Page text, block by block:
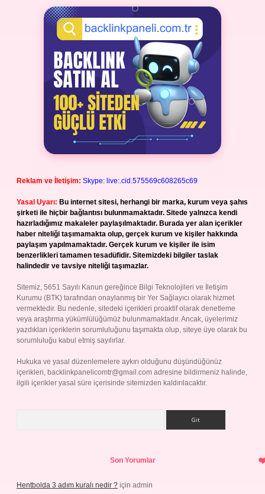
Reklam ve İletişim: Skype: live:.cid.575569c608265c69
Yasal Uyarı: Bu internet sitesi, herhangi bir marka, kurum veya şahıs
şirketi ile hiçbir bağlantısı bulunmamaktadır. Sitede yalnızca kendi
hazırladığımız makaleler paylaşılmaktadır. Burada yer alan içerikler
haber niteliği taşımamakta olup, gerçek kurum ve kişiler hakkında
paylaşım yapılmamaktadır. Gerçek kurum ve kişiler ile isim
benzerlikleri tamamen tesadüfidir. Sitemizdeki bilgiler taslak
halindedir ve tavsiye niteliği taşımazlar.
Sitemiz, 5651 Sayılı Kanun gereğince Bilgi Teknolojileri ve İletişim
Kurumu (BTK) tarafından onaylanmış bir Yer Sağlayıcı olarak hizmet
vermektedir. Bu nedenle, sitedeki içerikleri proaktif olarak denetleme
veya araştırma yükümlülüğümüz bulunmamaktadır. Ancak, üyelerimiz
yazdıkları içeriklerin sorumluluğunu taşımakta olup, siteye üye olarak bu
sorumluluğu kabul etmiş sayılırlar.
Hukuka ve yasal düzenlemelere aykırı olduğunu düşündüğünüz
içerikleri, backlinkpanelicomtr@gmail.com adresine bildirmeniz halinde,
ilgili içerikler yasal süre içerisinde sitemizden kaldırılacaktır.
Son Yorumlar
Hentbolda 3 adım kuralı nedir ? için admin